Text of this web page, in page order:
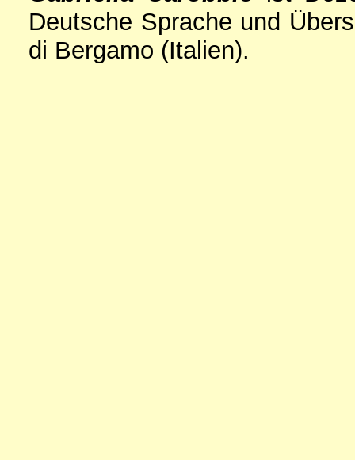
Deutsche Sprache und
di Bergamo (Italien).